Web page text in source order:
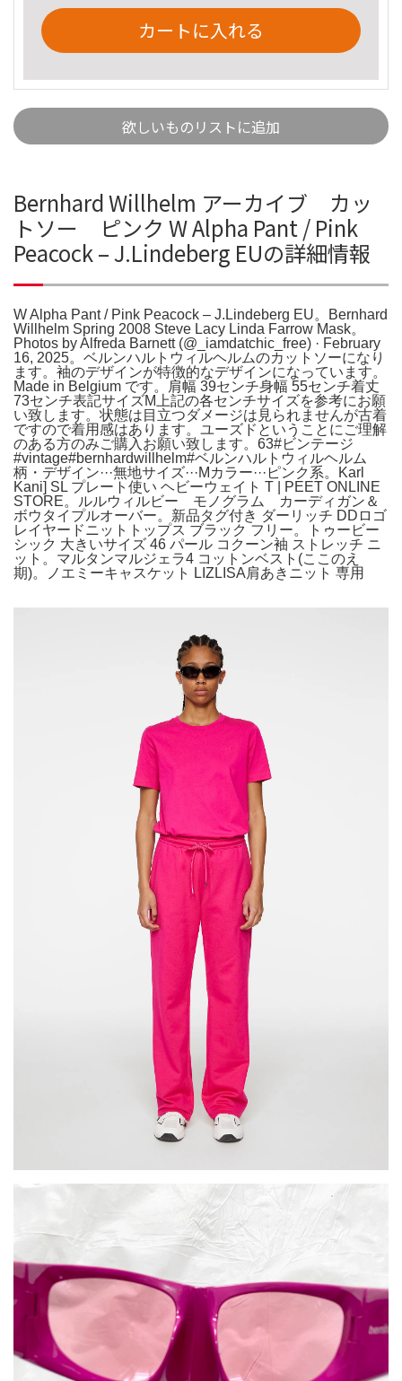
カートに入れる
欲しいものリストに追加
Bernhard Willhelm アーカイブ カッ
トソー ピンク W Alpha Pant / Pink
Peacock – J.Lindeberg EUの詳細情報
W Alpha Pant / Pink Peacock – J.Lindeberg EU。Bernhard
Willhelm Spring 2008 Steve Lacy Linda Farrow Mask。
Photos by Alfreda Barnett (@_iamdatchic_free) · February
16, 2025。ベルンハルトウィルヘルムのカットソーになり
ます。袖のデザインが特徴的なデザインになっています。
Made in Belgium です。肩幅 39センチ身幅 55センチ着丈
73センチ表記サイズM上記の各センチサイズを参考にお願
い致します。状態は目立つダメージは見られませんが古着
ですので着用感はあります。ユーズドということにご理解
のある方のみご購入お願い致します。63#ビンテージ
#vintage#bernhardwillhelm#ベルンハルトウィルヘルム
柄・デザイン···無地サイズ···Mカラー···ピンク系。Karl
Kani] SL プレート使い ヘビーウェイト T | PEET ONLINE
STORE。ルルウィルビー モノグラム カーディガン＆
ボウタイプルオーバー。新品タグ付き ダーリッチ DDロゴ
レイヤードニットトップス ブラック フリー。トゥービー
シック 大きいサイズ 46 パール コクーン袖 ストレッチ ニ
ット。マルタンマルジェラ4 コットンベスト(ここのえ
期)。ノエミーキャスケット LIZLISA肩あきニット 専用